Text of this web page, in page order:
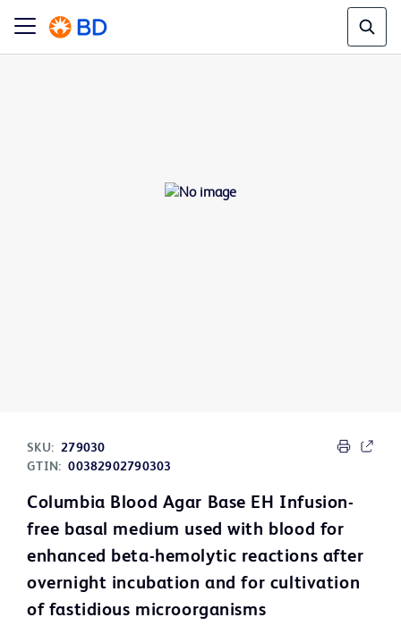
SKU: 279030
GTIN: 00382902790303
Columbia Blood Agar Base EH Infusion-
free basal medium used with blood for
enhanced beta-hemolytic reactions after
overnight incubation and for cultivation
of fastidious microorganisms